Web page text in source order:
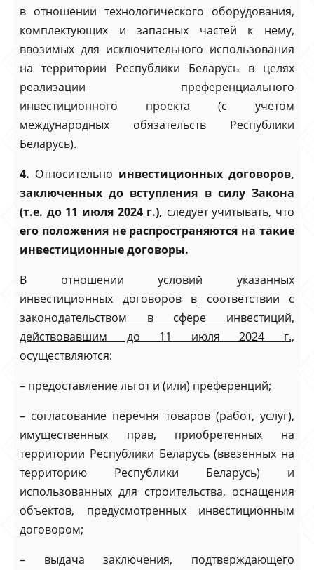
в отношении технологического оборудования,
комплектующих и запасных частей к нему,
ввозимых для исключительного использования
на территории Республики Беларусь в целях
реализации преференциального
инвестиционного проекта (с учетом
международных обязательств Республики
Беларусь).
4. Относительно инвестиционных договоров,
заключенных до вступления в силу Закона
(т.е. до 11 июля 2024 г.), следует учитывать, что
его положения не распространяются на такие
инвестиционные договоры.
В отношении условий указанных
инвестиционных договоров в соответствии с
законодательством в сфере инвестиций,
действовавшим до 11 июля 2024 г.,
осуществляются:
– предоставление льгот и (или) преференций;
– согласование перечня товаров (работ, услуг),
имущественных прав, приобретенных на
территории Республики Беларусь (ввезенных на
территорию Республики Беларусь) и
использованных для строительства, оснащения
объектов, предусмотренных инвестиционным
договором;
– выдача заключения, подтверждающего